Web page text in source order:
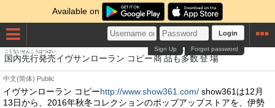
Available on
Login
Forgot password
Sign Up
国内
こくない
先行発売
せんこうはつばい
イヴサンローラン コピー商品
しょうひん
も多数
たすう
登場
とうじょう
中文(简体) Public
イヴサンローラン コピーhttp://www.show361.com/ show361は12月
13日から、2016年秋冬コレクションのポップアップストアを、伊勢